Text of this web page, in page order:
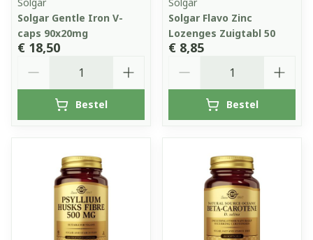
Solgar Gentle Iron V-
caps 90x20mg
€ 18,50
Bestel
Solgar Flavo Zinc
Lozenges Zuigtabl 50
€ 8,85
Bestel